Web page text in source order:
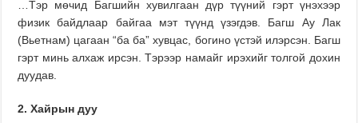
…Тэр мөчид Багшийн хувилгаан дүр түүний гэрт үнэхээр
физик байдлаар байгаа мэт түүнд үзэгдэв. Багш Ау Лак
(Вьетнам) цагаан “ба ба” хувцас, богино үстэй илэрсэн. Багш
гэрт минь алхаж ирсэн. Тэрээр намайг ирэхийг толгой дохин
дуудав.
2. Хайрын дуу